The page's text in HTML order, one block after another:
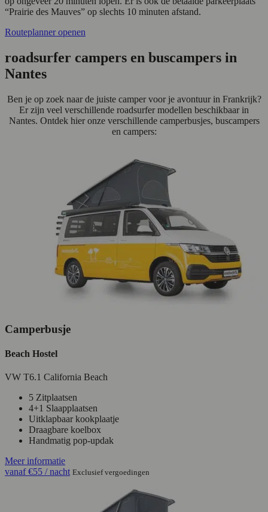
“Prairie des Mauves” op slechts 10 minuten afstand.
Routeplanner openen
roadsurfer campers en buscampers in
Nantes
Ben je op zoek naar de juiste camper voor je avontuur in Frankrijk?
Er zijn veel verschillende roadsurfer modellen beschikbaar in
Nantes. Ontdek hier onze verschillende camperbusjes, buscampers
en campers:
Camperbusje
Beach Hostel
VW T6.1 California Beach
5 Zitplaatsen
4+1 Slaapplaatsen
Uitklapbaar kookplaatje
Draagbare koelbox
Handmatig pop-updak
Meer informatie
vanaf€55 / nacht Exclusief vergoedingen